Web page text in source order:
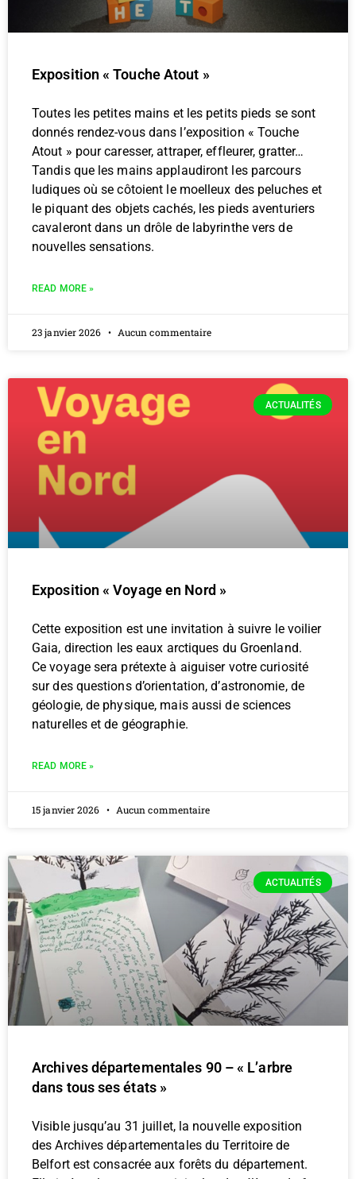
Exposition « Touche Atout »
Toutes les petites mains et les petits pieds se sont
donnés rendez-vous dans l’exposition « Touche
Atout » pour caresser, attraper, effleurer, gratter…
Tandis que les mains applaudiront les parcours
ludiques où se côtoient le moelleux des peluches et
le piquant des objets cachés, les pieds aventuriers
cavaleront dans un drôle de labyrinthe vers de
nouvelles sensations.
READ MORE »
23 janvier 2026 Aucun commentaire
ACTUALITÉS
Exposition « Voyage en Nord »
Cette exposition est une invitation à suivre le voilier
Gaia, direction les eaux arctiques du Groenland.
Ce voyage sera prétexte à aiguiser votre curiosité
sur des questions d’orientation, d’astronomie, de
géologie, de physique, mais aussi de sciences
naturelles et de géographie.
READ MORE »
15 janvier 2026 Aucun commentaire
ACTUALITÉS
Archives départementales 90 – « L’arbre
dans tous ses états »
Visible jusqu’au 31 juillet, la nouvelle exposition
des Archives départementales du Territoire de
Belfort est consacrée aux forêts du département.